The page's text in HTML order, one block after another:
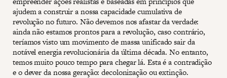
ajudem a construir a nossa capacidade cumulativa de
revolução no futuro. Não devemos nos afastar da verdade:
ainda não estamos prontos para a revolução, caso contrário,
teríamos visto um movimento de massa unificado sair da
notável energia revolucionária da última década. No entanto,
temos muito pouco tempo para chegar lá. Esta é a contradição
e o dever da nossa geração: decolonização ou extinção.